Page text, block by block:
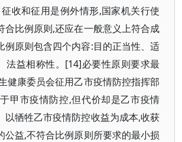
收和征用是例外情形,国家机关行使
合比例原则,还应在一般意义上符合成
例原则包含四个内容:目的正当性、适
法益相称性。[14]必要性原则要求最
健康委员会征用乙市疫情防控指挥部
甲市疫情防控,但代价却是乙市疫情
以牺牲乙市疫情防控收益为成本,收获
公益,不符合比例原则所要求的最小损